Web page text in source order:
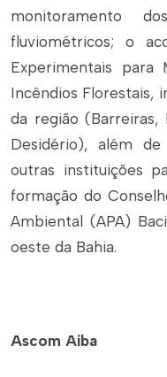
monitoramento
fluviométricos; o
Experimentais para
Incêndios Florestais,
da região (Barreiras,
Desidério), além
outras instituições
formação do
Ambiental (APA)
oeste da Bahia.
Ascom Aiba